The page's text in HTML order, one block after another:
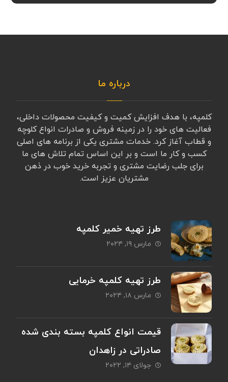
درباره ما
کلمپه، با هدف افزایش کمیت و کیفیت محصولات داخلی،
فعالیت های خود را در زمینه فروش و صادرات انواع کلوچه
و قطاب آغاز کرد. خدمات مشتری یکی از برنامه های اصلی
کسب و کار ما است و بر این اساس تمام تلاش های ما
برای جلب رضایت مشتری و تجربه خرید خوب در ذهن
مشتریان عزیز است.
طرز تهیه خمیر کلمپه
مارس ۱۹, ۲۰۲۴
طرز تهیه کلمپه خرمایی
مارس ۱۸, ۲۰۲۴
قیمت انواع کلمپه بسته بندی شده
صادراتی در زاهدان
جولای ۱۴, ۲۰۲۲